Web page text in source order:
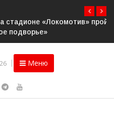
пройдёт конкурс
Меню